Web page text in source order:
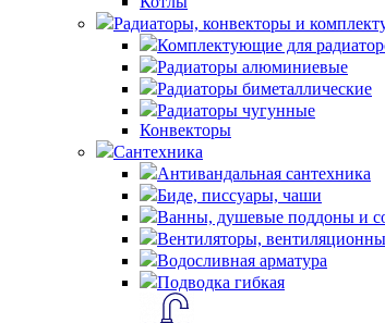
Радиаторы, конвекторы и
Комплектующие для
Радиаторы алюминиевые
Радиаторы биметаллические
Радиаторы чугунные
Конвекторы
Сантехника
Антивандальная сантехника
Биде, писсуары, чаши
Ванны, душевые поддоны и
Вентиляторы,
Водосливная арматура
Подводка гибкая